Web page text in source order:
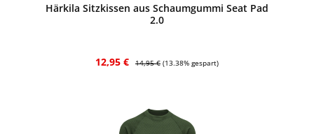
Härkila Sitzkissen aus Schaumgummi Seat Pad
2.0
Verkaufspreis:
12,95 € Regulärer Preis:
14,95 € (13.38% gespart)